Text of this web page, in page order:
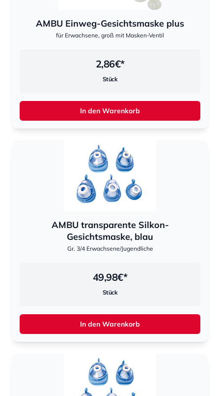
AMBU Einweg-Gesichtsmaske plus
für Erwachsene, groß mit Masken-Ventil
2,86€*
Stück
In den Warenkorb
AMBU transparente Silkon-
Gesichtsmaske, blau
Gr. 3/4 Erwachsene/Jugendliche
49,98€*
Stück
In den Warenkorb